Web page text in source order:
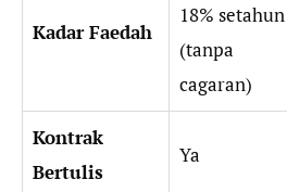
Kadar Faedah
18% setahun
(tanpa
cagaran)
Kontrak
Bertulis
Ya